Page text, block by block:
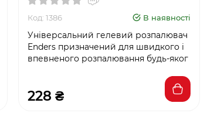
Код: 1386 В наявності
Універсальний гелевий розпалювач
Enders призначений для швидкого і
впевненого розпалювання будь-яког
228 ₴